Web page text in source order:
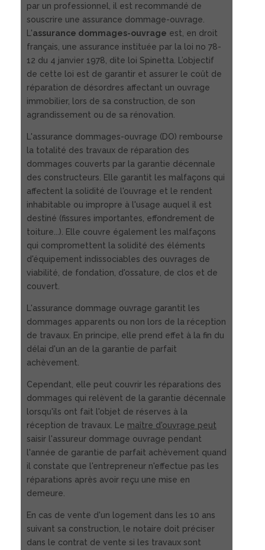
par un professionnel, il est recommandé de
souscrire une assurance dommage-ouvrage.
L'assurance dommages-ouvrage est, en droit
français, une assurance instituée par la loi no 78-
12 du 4 janvier 1978, dite loi Spinetta. L’objectif
de cette loi est de garantir et assurer le coût de
réparation de désordres affectant un ouvrage
immobilier, lors de sa construction, de son
agrandissement ou de sa rénovation.
L'assurance dommages-ouvrage (DO) rembourse
la totalité des travaux de réparation des
dommages couverts par la garantie décennale
des constructeurs. Elle garantit les malfaçons qui
affectent la solidité de l'ouvrage et le rendent
inhabitable ou impropre à l'usage auquel il est
destiné (fissures importantes, effondrement de
toiture...). Elle couvre également les malfaçons
qui compromettent la solidité des éléments
d'équipement indissociables des ouvrages de
viabilité, de fondation, d'ossature, de clos et de
couvert.
L'assurance dommage ouvrage garantit les
dommages apparents ou non lors de la réception
de travaux. En principe, elle prend effet à la fin du
délai d'un an de la garantie de parfait
achèvement.
Cependant, elle peut couvrir les réparations des
dommages qui relèvent de la garantie décennale
lorsqu'ils ont fait l'objet de réserves à la
réception de travaux. Le maître d'ouvrage peut
saisir l'assureur dommage ouvrage pendant
l'année de garantie de parfait achèvement quand
il constate que l'entrepreneur n'effectue pas les
réparations après avoir reçu une mise en
demeure.
En cas de vente d'un logement dans les 10 ans
suivant sa construction, le notaire doit préciser
dans le contrat de vente si les travaux sont